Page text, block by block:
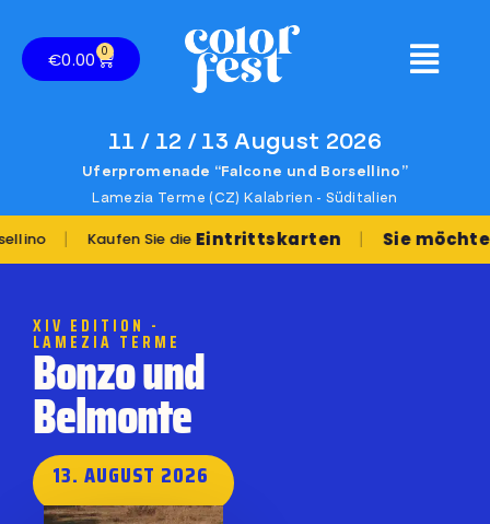
€0.00 0
11 / 12 / 13 August 2026
Uferpromenade “Falcone und Borsellino”
Lamezia Terme (CZ) Kalabrien - Süditalien
Kaufen Sie dieEintrittskarten | Sie möchten
XIV EDITION -
LAMEZIA TERME
Bonzo und
Belmonte
13. AUGUST 2026